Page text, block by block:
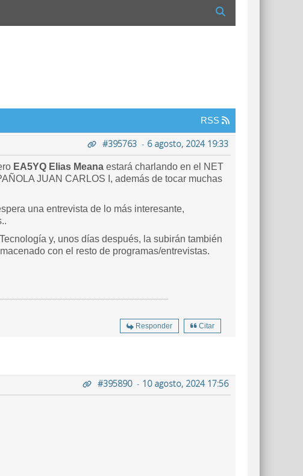
RSS
#395763 - 6 agosto, 2024 19:33
EA5YQ Elias Meana estará charlando en el NET
JUAN CARLOS I, además de tocar muchas
una entrevista de lo más interesante,
y, unos días después, la subirán también
con el resto de programas/entrevistas.
Responder Citar
#395890- 10 agosto, 2024 17:56